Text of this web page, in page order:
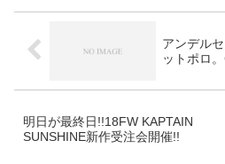
ょ
い。
アンデル
ットポロ。
明日が最終日!!18FW KAPTAIN
SUNSHINE新作受注会開催!!